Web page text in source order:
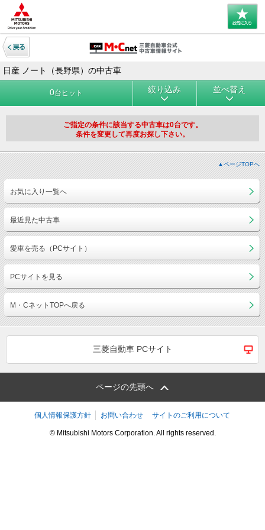
日産 ノート（長野県）の中古車
0台ヒット 絞り込み 並べ替え
ご指定の条件に該当する中古車は0台です。
条件を変更して再度お探し下さい。
▲ページTOPへ
お気に入り一覧へ
最近見た中古車
愛車を売る（PCサイト）
PCサイトを見る
M・CネットTOPへ戻る
三菱自動車 PCサイト
ページの先頭へ
個人情報保護方針 お問い合わせ サイトのご利用について
© Mitsubishi Motors Corporation. All rights reserved.